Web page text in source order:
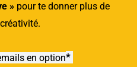
» pour te donner plus de
en option*